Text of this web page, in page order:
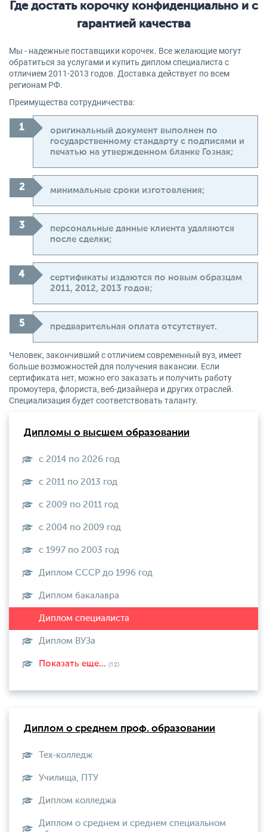
Где достать корочку конфиденциально и с
гарантией качества
Мы - надежные поставщики корочек. Все желающие могут
обратиться за услугами и купить диплом специалиста с
отличием 2011-2013 годов. Доставка действует по всем
регионам РФ.
Преимущества сотрудничества:
оригинальный документ выполнен по
государственному стандарту с подписями и
печатью на утвержденном бланке Гознак;
минимальные сроки изготовления;
персональные данные клиента удаляются
после сделки;
сертификаты издаются по новым образцам
2011, 2012, 2013 годов;
предварительная оплата отсутствует.
Человек, закончивший с отличием современный вуз, имеет
больше возможностей для получения вакансии. Если
сертификата нет, можно его заказать и получить работу
промоутера, флориста, веб-дизайнера и других отраслей.
Специализация будет соответствовать таланту.
Дипломы о высшем образовании
с 2014 по 2026 год
с 2011 по 2013 год
с 2009 по 2011 год
с 2004 по 2009 год
с 1997 по 2003 год
Диплом СССР до 1996 год
Диплом бакалавра
Диплом ВУЗа
Показать еще... (12)
Диплом о среднем проф. образовании
Тех-колледж
Училища, ПТУ
Диплом колледжа
Диплом о среднем и среднем специальном